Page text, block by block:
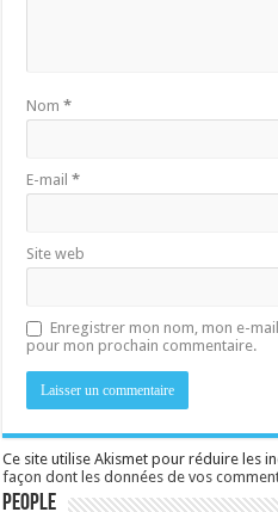
Nom*
E-mail*
Site web
Enregistrer mon nom, mon e-
pour mon prochain commentaire.
Ce site utilise Akismet pour réduire les
façon dont les données de vos
People